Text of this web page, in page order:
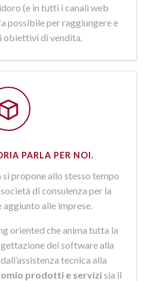
(e in tutti i canali web
possibile per raggiungere e
obiettivi di vendita.
PARLA PER NOI.
si propone allo stesso tempo
di consulenza per la
alle imprese.
oriented che anima tutta la
dei software alla
tecnica alla
prodotti e servizisia il